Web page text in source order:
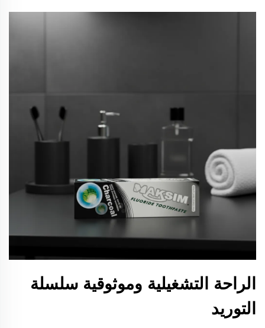
الراحة التشغيلية وموثوقية سلسلة
التوريد